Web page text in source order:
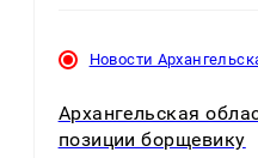
Новости
Архангельская
позиции борщевику